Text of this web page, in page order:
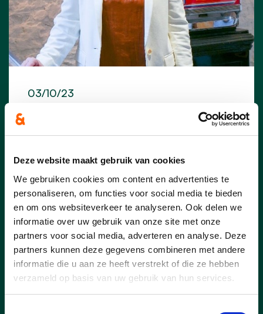
Deze website maakt gebruik van cookies
We gebruiken cookies om content en advertenties te
personaliseren, om functies voor social media te bieden
en om ons websiteverkeer te analyseren. Ook delen we
informatie over uw gebruik van onze site met onze
partners voor social media, adverteren en analyse. Deze
partners kunnen deze gegevens combineren met andere
informatie die u aan ze heeft verstrekt of die ze hebben
verzameld op basis van uw gebruik van hun services.
Els Van Hoof: “Maak werk
van uitdoofbeleid voor
03/10/23
CD&V Leuven heeft bij monde van
gemeenteraadslid en federaal
parlementslid Els Van Hoof in de Leuvense
gemeenteraad aangegeven gokkantoren
uit het straatbeeld van Leuven te willen
bannen.
lees meer